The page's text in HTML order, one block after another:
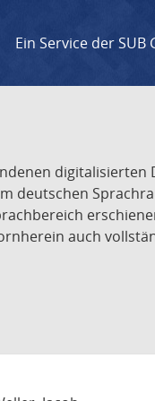
Ein Service der SUB
deutschen
auch